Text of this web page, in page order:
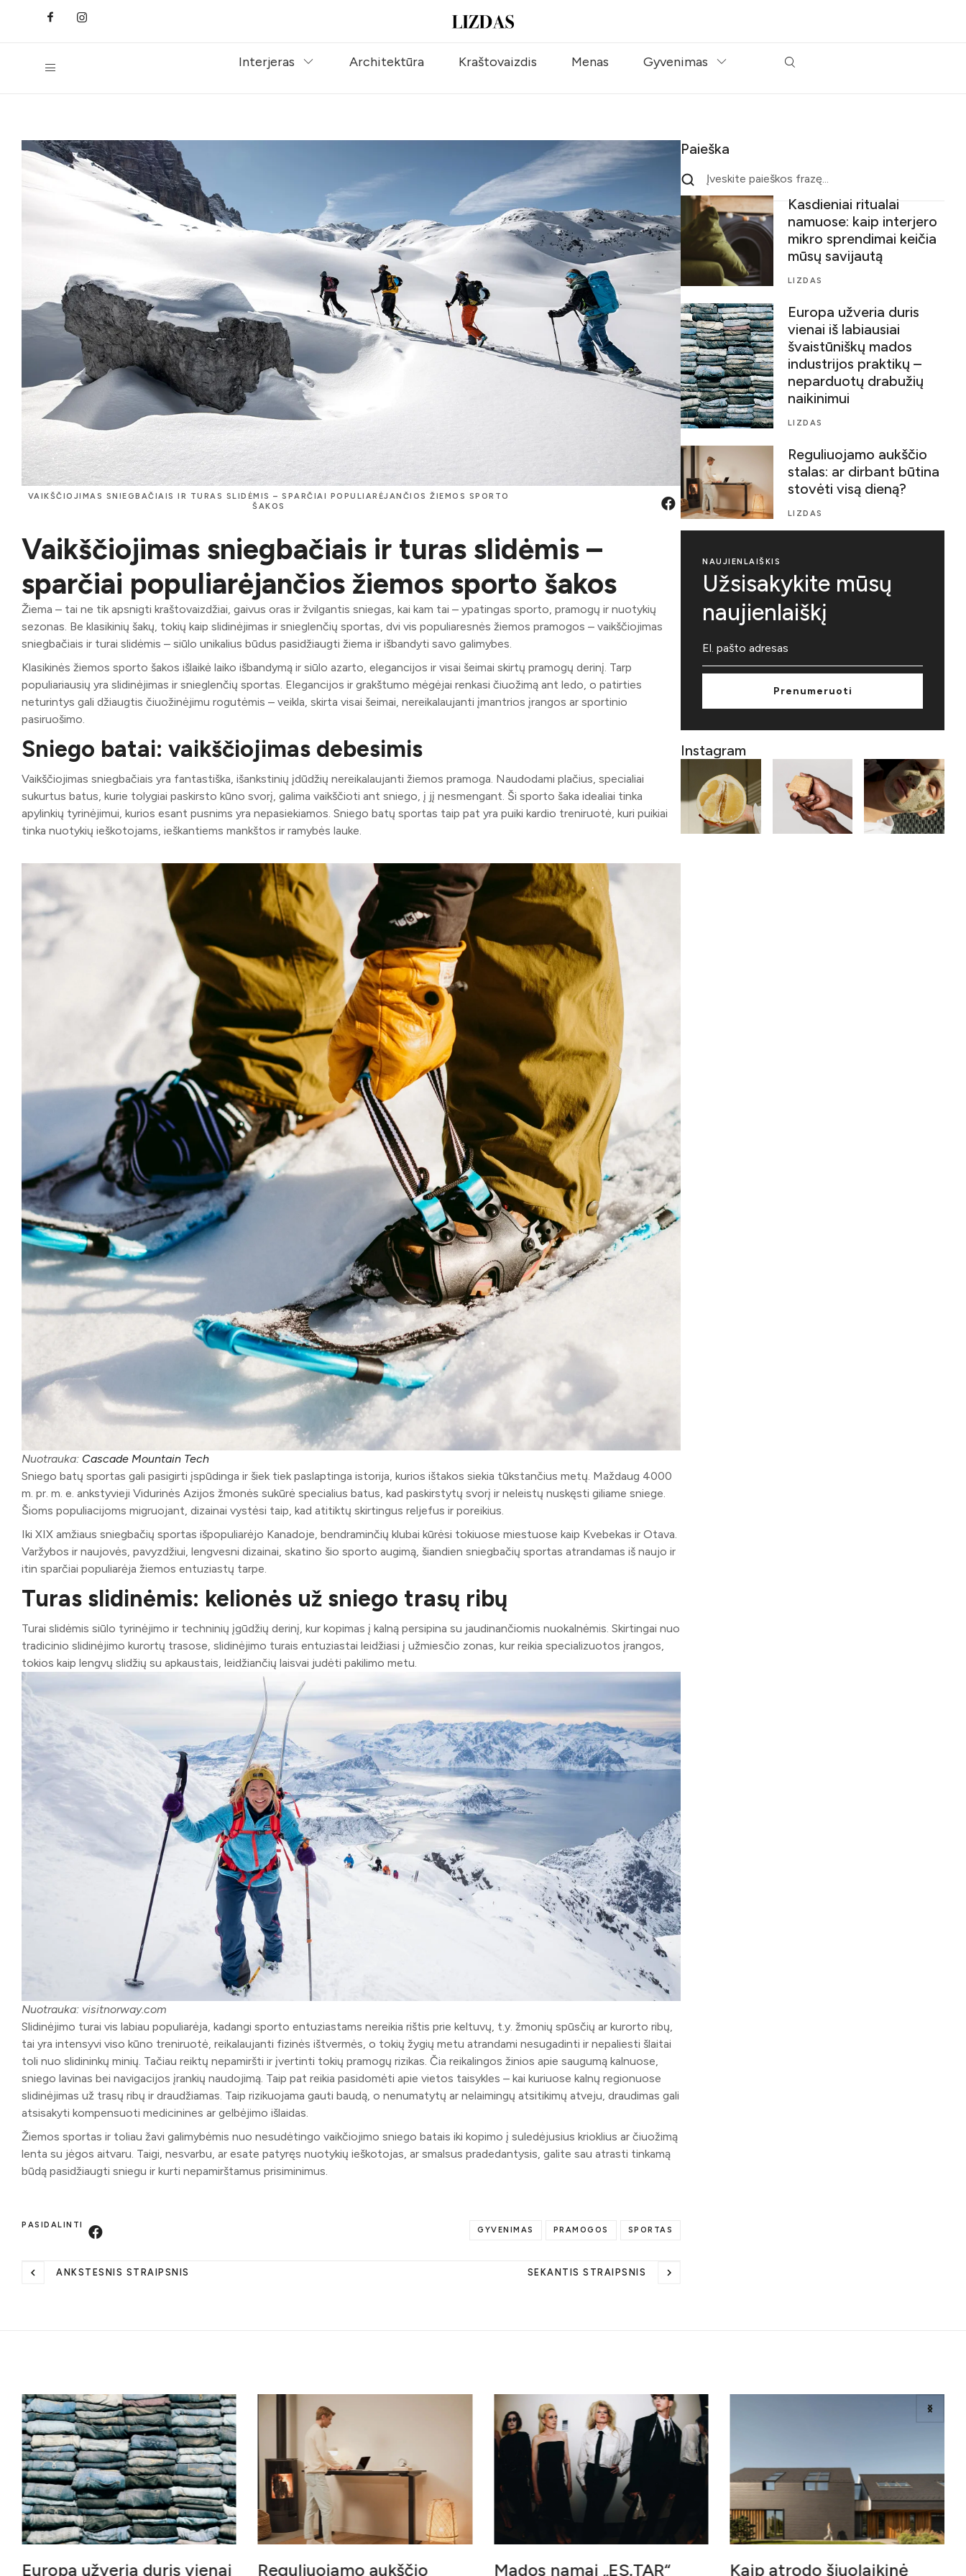
Interjeras Architektūra Kraštovaizdis Menas Gyvenimas
VAIKŠČIOJIMAS SNIEGBAČIAIS IR TURAS SLIDĖMIS – SPARČIAI POPULIARĖJANČIOS ŽIEMOS SPORTO
ŠAKOS
Vaikščiojimas sniegbačiais ir turas slidėmis –
sparčiai populiarėjančios žiemos sporto šakos
Žiema – tai ne tik apsnigti kraštovaizdžiai, gaivus oras ir žvilgantis sniegas, kai kam tai – ypatingas sporto, pramogų ir nuotykių
sezonas. Be klasikinių šakų, tokių kaip slidinėjimas ir snieglenčių sportas, dvi vis populiaresnės žiemos pramogos – vaikščiojimas
sniegbačiais ir turai slidėmis – siūlo unikalius būdus pasidžiaugti žiema ir išbandyti savo galimybes.
Klasikinės žiemos sporto šakos išlaikė laiko išbandymą ir siūlo azarto, elegancijos ir visai šeimai skirtų pramogų derinį. Tarp
populiariausių yra slidinėjimas ir snieglenčių sportas. Elegancijos ir grakštumo mėgėjai renkasi čiuožimą ant ledo, o patirties
neturintys gali džiaugtis čiuožinėjimu rogutėmis – veikla, skirta visai šeimai, nereikalaujanti įmantrios įrangos ar sportinio
pasiruošimo.
Sniego batai: vaikščiojimas debesimis
Vaikščiojimas sniegbačiais yra fantastiška, išankstinių įdūdžių nereikalaujanti žiemos pramoga. Naudodami plačius, specialiai
sukurtus batus, kurie tolygiai paskirsto kūno svorį, galima vaikščioti ant sniego, į jį nesmengant. Ši sporto šaka idealiai tinka
apylinkių tyrinėjimui, kurios esant pusnims yra nepasiekiamos. Sniego batų sportas taip pat yra puiki kardio treniruotė, kuri puikiai
tinka nuotykių ieškotojams, ieškantiems mankštos ir ramybės lauke.
Nuotrauka: Cascade Mountain Tech
Sniego batų sportas gali pasigirti įspūdinga ir šiek tiek paslaptinga istorija, kurios ištakos siekia tūkstančius metų. Maždaug 4000
m. pr. m. e. ankstyvieji Vidurinės Azijos žmonės sukūrė specialius batus, kad paskirstytų svorį ir neleistų nuskęsti giliame sniege.
Šioms populiacijoms migruojant, dizainai vystėsi taip, kad atitiktų skirtingus reljefus ir poreikius.
Iki XIX amžiaus sniegbačių sportas išpopuliarėjo Kanadoje, bendraminčių klubai kūrėsi tokiuose miestuose kaip Kvebekas ir Otava.
Varžybos ir naujovės, pavyzdžiui, lengvesni dizainai, skatino šio sporto augimą, šiandien sniegbačių sportas atrandamas iš naujo ir
itin sparčiai populiarėja žiemos entuziastų tarpe.
Turas slidinėmis: kelionės už sniego trasų ribų
Turai slidėmis siūlo tyrinėjimo ir techninių įgūdžių derinį, kur kopimas į kalną persipina su jaudinančiomis nuokalnėmis. Skirtingai nuo
tradicinio slidinėjimo kurortų trasose, slidinėjimo turais entuziastai leidžiasi į užmiesčio zonas, kur reikia specializuotos įrangos,
tokios kaip lengvų slidžių su apkaustais, leidžiančių laisvai judėti pakilimo metu.
Nuotrauka: visitnorway.com
Slidinėjimo turai vis labiau populiarėja, kadangi sporto entuziastams nereikia rištis prie keltuvų, t.y. žmonių spūsčių ar kurorto ribų,
tai yra intensyvi viso kūno treniruotė, reikalaujanti fizinės ištvermės, o tokių žygių metu atrandami nesugadinti ir nepaliesti šlaitai
toli nuo slidininkų minių. Tačiau reiktų nepamiršti ir įvertinti tokių pramogų rizikas. Čia reikalingos žinios apie saugumą kalnuose,
sniego lavinas bei navigacijos įrankių naudojimą. Taip pat reikia pasidomėti apie vietos taisykles – kai kuriuose kalnų regionuose
slidinėjimas už trasų ribų ir draudžiamas. Taip rizikuojama gauti baudą, o nenumatytų ar nelaimingų atsitikimų atveju, draudimas gali
atsisakyti kompensuoti medicinines ar gelbėjimo išlaidas.
Žiemos sportas ir toliau žavi galimybėmis nuo nesudėtingo vaikčiojimo sniego batais iki kopimo į suledėjusius krioklius ar čiuožimą
lenta su jėgos aitvaru. Taigi, nesvarbu, ar esate patyręs nuotykių ieškotojas, ar smalsus pradedantysis, galite sau atrasti tinkamą
būdą pasidžiaugti sniegu ir kurti nepamirštamus prisiminimus.
PASIDALINTI
GYVENIMAS PRAMOGOS SPORTAS
ANKSTESNIS STRAIPSNIS SEKANTIS STRAIPSNIS
Paieška
Kasdieniai ritualai
namuose: kaip interjero
mikro sprendimai keičia
mūsų savijautą
LIZDAS
Europa užveria duris
vienai iš labiausiai
švaistūniškų mados
industrijos praktikų –
neparduotų drabužių
naikinimui
LIZDAS
Reguliuojamo aukščio
stalas: ar dirbant būtina
stovėti visą dieną?
LIZDAS
NAUJIENLAIŠKIS
Užsisakykite mūsų
naujienlaiškį
Prenumeruoti
Instagram
Europa užveria duris vienai Reguliuojamo aukščio Mados namai „ES.TAR“ Kaip atrodo šiuolaikinė